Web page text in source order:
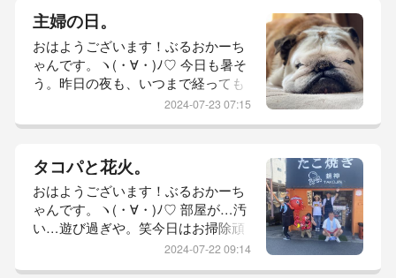
人。・・・（#￣∇￣#）・・・こり
ゃ…待ちますなぁ…と、腹を括りま
した。診察受けるまで待ってお金払
うまで待って場所移動して薬貰うの
待って痩せこけました。（気持ちが
ねw）みりんを買い忘れたことで
（まだ買ってな...
主婦の日。
おはようございます！ぶるおかーち
ゃんです。ヽ(・∀・)ﾉ♡ 今日も暑そ
う。昨日の夜も、いつまで経っても
涼しくなる気配がなくエアコンの温
ぶるお坊っちゃんはこんな感じ。エ
アコン温度３度あげて再び寝たかー
ちゃん。坊っちゃん、暑い！と、不
機嫌で起きてきまして。間をとっ
て、1.5度下げたら快適！快適！と、
また眠る。昨日は、かーちゃん家事
を頑張る日...
2024-07-23 07:15
タコパと花火。
おはようございます！ぶるおかーち
ゃんです。ヽ(・∀・)ﾉ♡ 部屋が…汚
い…遊び過ぎや。笑今日はお掃除頑
張ろうっと！昨日は、坊っちゃんの
2024-07-22 09:14